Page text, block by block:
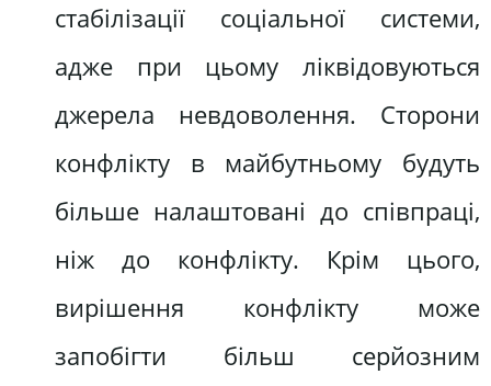
стабілізації соціальної системи,
адже при цьому ліквідовуються
джерела невдоволення. Сторони
конфлікту в майбутньому будуть
більше налаштовані до співпраці,
ніж до конфлікту. Крім цього,
вирішення конфлікту може
запобігти більш серйозним